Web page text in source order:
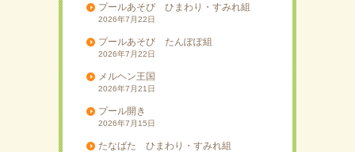
プールあそび ひまわり・すみれ組
2026年7月22日
プールあそび たんぽぽ組
2026年7月22日
メルヘン王国
2026年7月21日
プール開き
2026年7月15日
たなばた ひまわり・すみれ組